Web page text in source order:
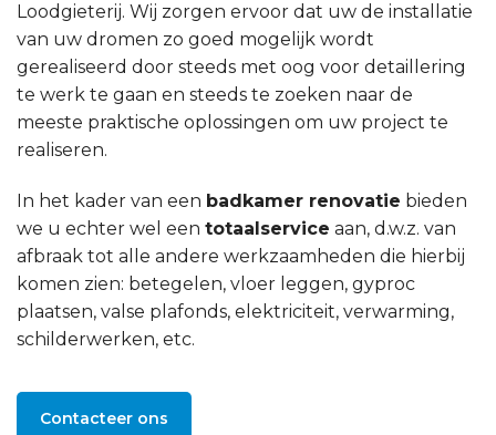
Loodgieterij. Wij zorgen ervoor dat uw de installatie
van uw dromen zo goed mogelijk wordt
gerealiseerd door steeds met oog voor detaillering
te werk te gaan en steeds te zoeken naar de
meeste praktische oplossingen om uw project te
realiseren.
In het kader van een badkamer renovatie bieden
we u echter wel een totaalservice aan, d.w.z. van
afbraak tot alle andere werkzaamheden die hierbij
komen zien: betegelen, vloer leggen, gyproc
plaatsen, valse plafonds, elektriciteit, verwarming,
schilderwerken, etc.
Contacteer ons